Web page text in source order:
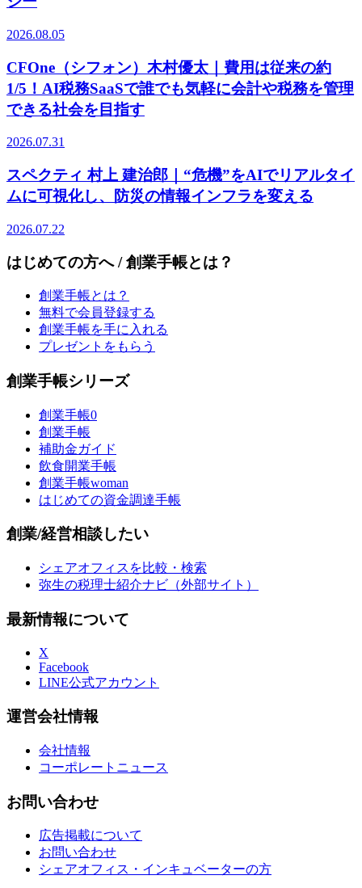
2026.08.05
CFOne（シフォン）木村優太｜費用は従来の約
1/5！AI税務SaaSで誰でも気軽に会計や税務を管理
できる社会を目指す
2026.07.31
スペクティ 村上 建治郎｜“危機”をAIでリアルタイ
ムに可視化し、防災の情報インフラを変える
2026.07.22
はじめての方へ / 創業手帳とは？
創業手帳とは？
無料で会員登録する
創業手帳を手に入れる
プレゼントをもらう
創業手帳シリーズ
創業手帳0
創業手帳
補助金ガイド
飲食開業手帳
創業手帳woman
はじめての資金調達手帳
創業/経営相談したい
シェアオフィスを比較・検索
弥生の税理士紹介ナビ（外部サイト）
最新情報について
X
Facebook
LINE公式アカウント
運営会社情報
会社情報
コーポレートニュース
お問い合わせ
広告掲載について
お問い合わせ
シェアオフィス・インキュベーターの方